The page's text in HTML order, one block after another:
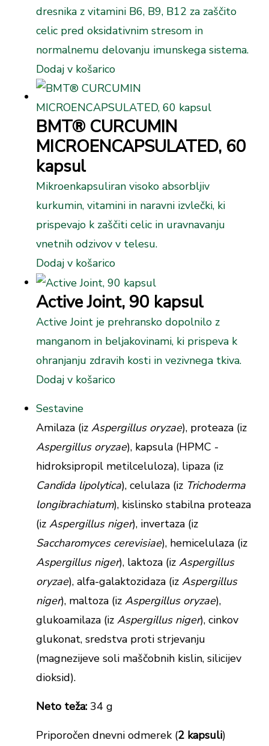
dresnika z vitamini B6, B9, B12 za zaščito
celic pred oksidativnim stresom in
normalnemu delovanju imunskega sistema.
Dodaj v košarico
BMT® CURCUMIN
MICROENCAPSULATED, 60
kapsul
Mikroenkapsuliran visoko absorbljiv
kurkumin, vitamini in naravni izvlečki, ki
prispevajo k zaščiti celic in uravnavanju
vnetnih odzivov v telesu.
Dodaj v košarico
Active Joint, 90 kapsul
Active Joint je prehransko dopolnilo z
manganom in beljakovinami, ki prispeva k
ohranjanju zdravih kosti in vezivnega tkiva.
Dodaj v košarico
Sestavine
Amilaza (iz Aspergillus oryzae), proteaza (iz
Aspergillus oryzae), kapsula (HPMC -
hidroksipropil metilceluloza), lipaza (iz
Candida lipolytica), celulaza (iz Trichoderma
longibrachiatum), kislinsko stabilna proteaza
(iz Aspergillus niger), invertaza (iz
Saccharomyces cerevisiae), hemicelulaza (iz
Aspergillus niger), laktoza (iz Aspergillus
oryzae), alfa-galaktozidaza (iz Aspergillus
niger), maltoza (iz Aspergillus oryzae),
glukoamilaza (iz Aspergillus niger), cinkov
glukonat, sredstva proti strjevanju
(magnezijeve soli maščobnih kislin, silicijev
dioksid).
Neto teža: 34 g
Priporočen dnevni odmerek (2 kapsuli)